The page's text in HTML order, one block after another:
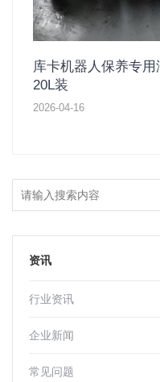
库卡机器人保养专
20L装
2026-04-16
资讯
行业资讯
企业新闻
常见问题